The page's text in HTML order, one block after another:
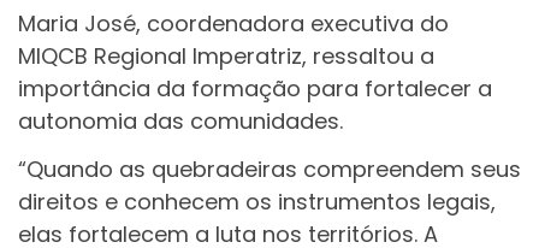
Maria José, coordenadora executiva do
MIQCB Regional Imperatriz, ressaltou a
importância da formação para fortalecer a
autonomia das comunidades.
“Quando as quebradeiras compreendem seus
direitos e conhecem os instrumentos legais,
elas fortalecem a luta nos territórios. A